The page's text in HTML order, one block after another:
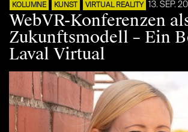
KOLUMNE KUNST VIRTUAL REALITY 13. SEP.
WebVR-Konferenzen
Zukunftsmodell – Ein
Laval Virtual